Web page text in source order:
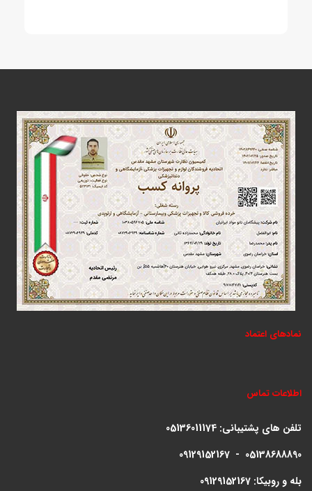
نمادهای اعتماد
اطلاعات تماس
تلفن های پشتیبانی: 05136011174
09129152167 - 05138688890
بله و روبیکا: 09129152167